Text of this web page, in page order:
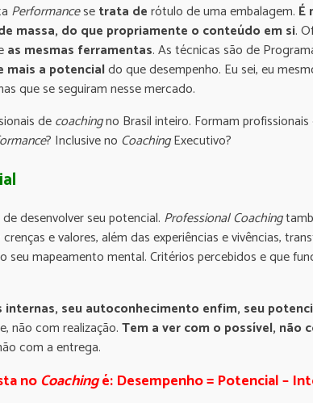
Performancesetrata derótulo de uma embalagem. É
massa, do que propriamente o conteúdo em si.
as mesmas ferramentas. As técnicas são de
mais a potencialdo que desempenho. Eu sei, eu
que se seguiram nesse mercado.
decoachingno Brasil inteiro. Formam profissionais
? Inclusive no CoachingExecutivo?
desenvolver seu potencial. Professional Coaching
e valores, além das experiências e vivências,
mapeamento mental. Critérios percebidos e que
internas, seu autoconhecimento enfim, seu
não com realização.Tem a ver com o possível, não
com a entrega.
no Coachingé: Desempenho = Potencial –